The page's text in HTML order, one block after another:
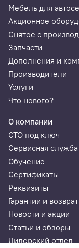
Мебель для
Акционное
Снятое с
Запчасти
Дополнения и
Производители
Услуги
Что нового?
О компании
СТО под ключ
Сервисная служба
Обучение
Сертификаты
Реквизиты
Гарантии и возврат
Новости и акции
Статьи и обзоры
Дилерский отдел